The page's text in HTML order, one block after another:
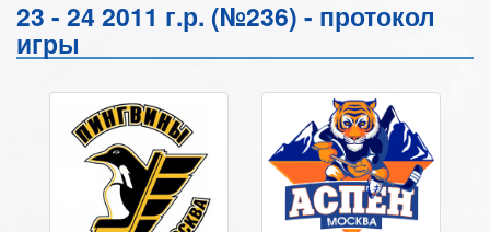
23 - 24 2011 г.р. (№236) - протокол
игры